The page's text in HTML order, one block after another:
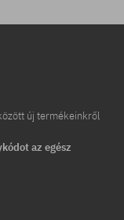
új termékeinkről
az egész